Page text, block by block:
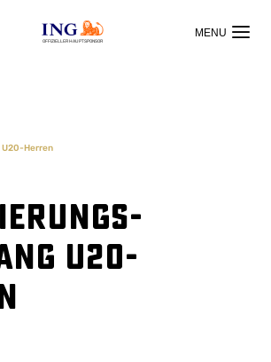
OFFIZIELLER HAUPTSPONSOR
Herren
U20-